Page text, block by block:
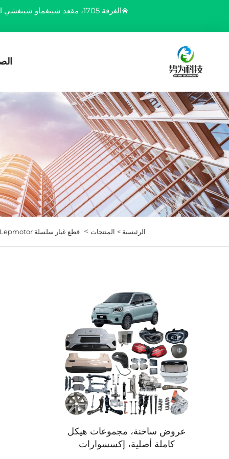
الغرفة 1705، مقعد شينغماو شينغشي الفضي، رقم 6، طريق بايلينغ، منطقة يوباي، مدينة تشونغتشينغ، الصين
الرئيسية > المنتجات> قطع غيار سلسلة Lepmotor
عروض ساخنة، مجموعات هيكل
كاملة أصلية، إكسسوارات